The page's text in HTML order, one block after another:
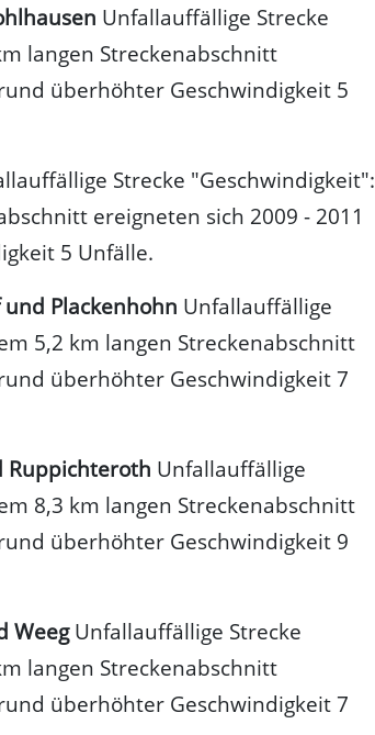
Unfallauffällige Strecke
langen Streckenabschnitt
überhöhter Geschwindigkeit 5
Strecke "Geschwindigkeit":
ereigneten sich 2009 - 2011
5 Unfälle.
Plackenhohn Unfallauffällige
5,2 km langen Streckenabschnitt
überhöhter Geschwindigkeit 7
Ruppichteroth Unfallauffällige
8,3 km langen Streckenabschnitt
überhöhter Geschwindigkeit 9
WeegUnfallauffällige Strecke
langen Streckenabschnitt
überhöhter Geschwindigkeit 7